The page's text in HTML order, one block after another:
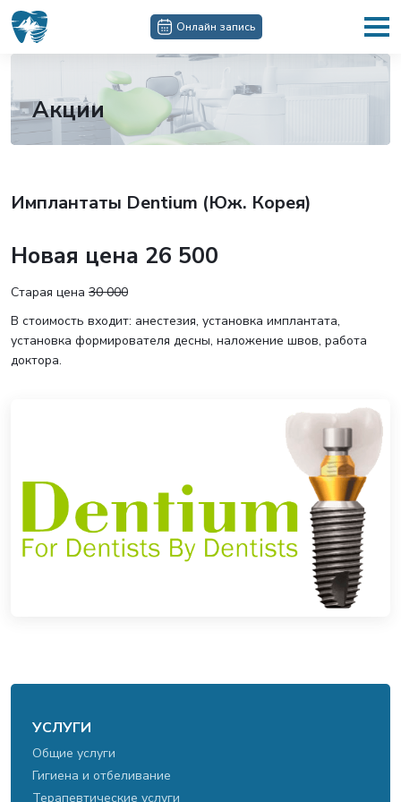
Онлайн запись
Акции
Имплантаты Dentium (Юж. Корея)
Новая цена 26 500
Старая цена 30 000
В стоимость входит: анестезия, установка имплантата,
установка формирователя десны, наложение швов, работа
доктора.
УСЛУГИ
Общие услуги
Гигиена и отбеливание
Терапевтические услуги